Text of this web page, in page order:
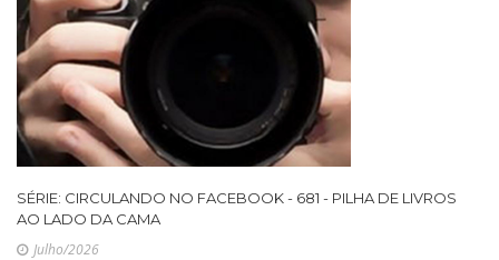
SÉRIE: CIRCULANDO NO FACEBOOK - 681 - PILHA DE LIVROS
AO LADO DA CAMA
Julho/2026